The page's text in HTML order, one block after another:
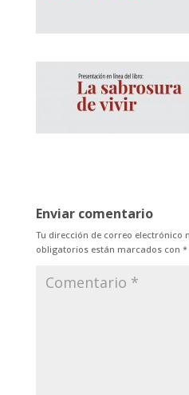
Enviar comentario
Tu dirección de correo electrónico
obligatorios están marcados con *